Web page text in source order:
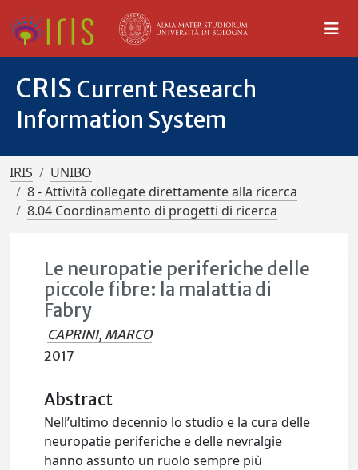
CRIS Current Research
Information System
IRIS
UNIBO
8 - Attività collegate direttamente alla ricerca
8.04 Coordinamento di progetti di ricerca
Le neuropatie periferiche delle
piccole fibre: la malattia di
Fabry
CAPRINI, MARCO
2017
Abstract
Nell’ultimo decennio lo studio e la cura delle
neuropatie periferiche e delle nevralgie
hanno assunto un ruolo sempre più